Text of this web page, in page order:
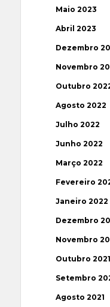
Maio 2023
Abril 2023
Dezembro
Novembro
Outubro
Agosto 2022
Julho 2022
Junho 2022
Março 2022
Fevereiro
Janeiro 2022
Dezembro
Novembro
Outubro 2021
Setembro
Agosto 2021